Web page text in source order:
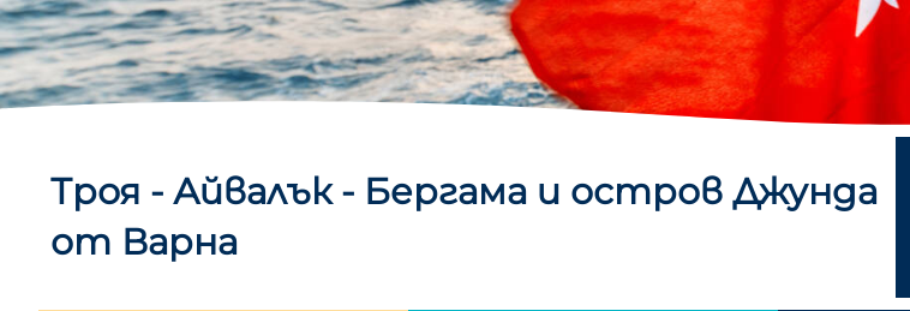
Троя - Айвалък - Бергама и остров Джунда
от Варна